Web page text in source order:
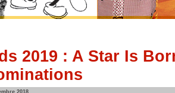
2019 : A Star Is
2018